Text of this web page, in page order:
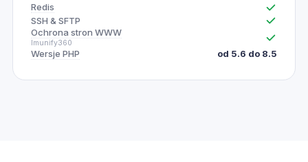
Redis
SSH & SFTP
Ochrona stron WWW
Imunify360
Wersje PHP od 5.6 do 8.5